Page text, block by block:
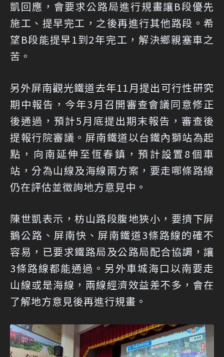
凱回應，會要求公路局進行規畫讓B段優先
施工、提早完工，之後再進行其他路段。希
望B段能提早1到2年完工，解決鄉親塞車之
苦。
另外屏南觀光鐵道去年11月提出可行性研究
期中報告，今年3月召開審查會議同意修正
後通過，預計5月底提出期末報告，審查後
提報行院審議。屏南鐵道以台鐵內獅站為起
點，向南延伸至恆春鎮，預計設置8個車
站，分為山線及海線兩方案，要走哪條路線
仍在評估並徵詢地方意見中。
陳世凱表示，枋山路段腹地狹小，要擠下屏
鵝公路、屏南快、屏南鐵道3條路線的確不
容易，已要求鐵路局及公路局配合協調，讓
3條路線都能通過。另外車城海口以南要走
山線或是海線，兩線經濟效益差不多，會在
了解地方意見後再進行規畫。